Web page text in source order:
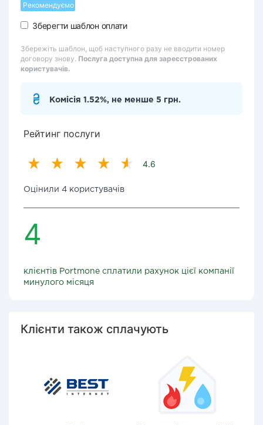
Рекомендуємо
Зберегти шаблон оплати
Збережіть шаблон, щоб наступного разу не вводити номер
договору знову. Послуга доступна для зареєстрованих
користувачів.
Комісія 1.52%, не менше 5 грн.
Рейтинг послуги
4.6
Оцінили 4 користувачів
4
клієнтів Portmone сплатили рахунок цієї компанії
минулого місяця
Клієнти також сплачують